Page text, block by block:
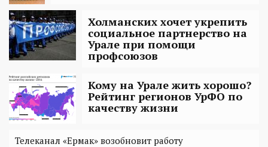
Холманских хочет укрепить
социальное партнерство на
Урале при помощи
профсоюзов
Кому на Урале жить хорошо?
Рейтинг регионов УрФО по
качеству жизни
Телеканал «Ермак» возобновит работу